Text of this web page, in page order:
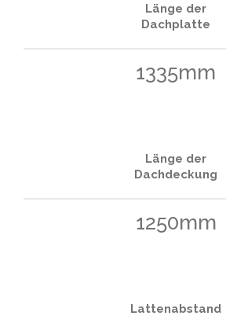
Länge der
Dachplatte
1335mm
Länge der
Dachdeckung
1250mm
Lattenabstand